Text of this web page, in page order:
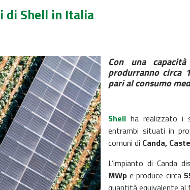
di Shell in Italia
Con una
produrranno circa
pari al consumo
Shell ha realizzato i
entrambi situati in
comuni di Canda,
L’impianto di Canda
MWp e produce circa
quantità equivalente al